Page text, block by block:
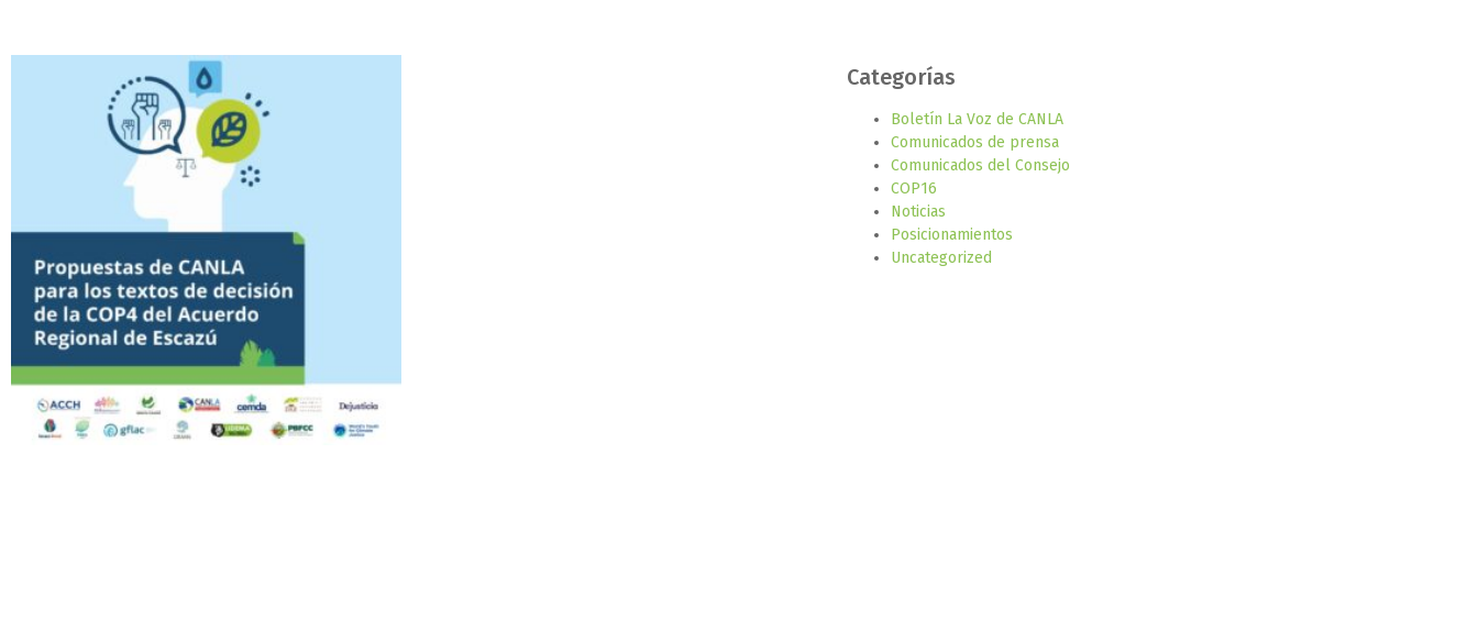
Categorías
Boletín La Voz de CANLA
Comunicados de prensa
Comunicados del Consejo
COP16
Noticias
Posicionamientos
Uncategorized